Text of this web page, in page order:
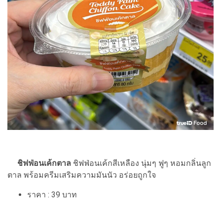
ชิฟฟ่อนเค้กตาล ชิฟฟ่อนเค้กสีเหลือง นุ่มๆ ฟูๆ หอมกลิ่นลูก
ตาล พร้อมครีมเสริมความมันนัว อร่อยถูกใจ
ราคา : 39 บาท